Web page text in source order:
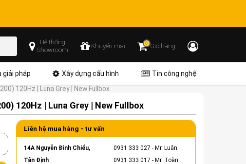
Hệ thống
Showroom
Khuyến mãi 0Giỏ hàng
giải pháp Xây dựng cấu hình
Tin công nghệ
120Hz | Luna Grey | New Fullbox
120Hz | Luna Grey | New Fullbox
Liên hệ mua hàng - tư vấn
14A Nguyễn Đình Chiểu,
Tân Định
0931 333 027 - Mr. Luân
0931 333 017 - Mr. Toàn